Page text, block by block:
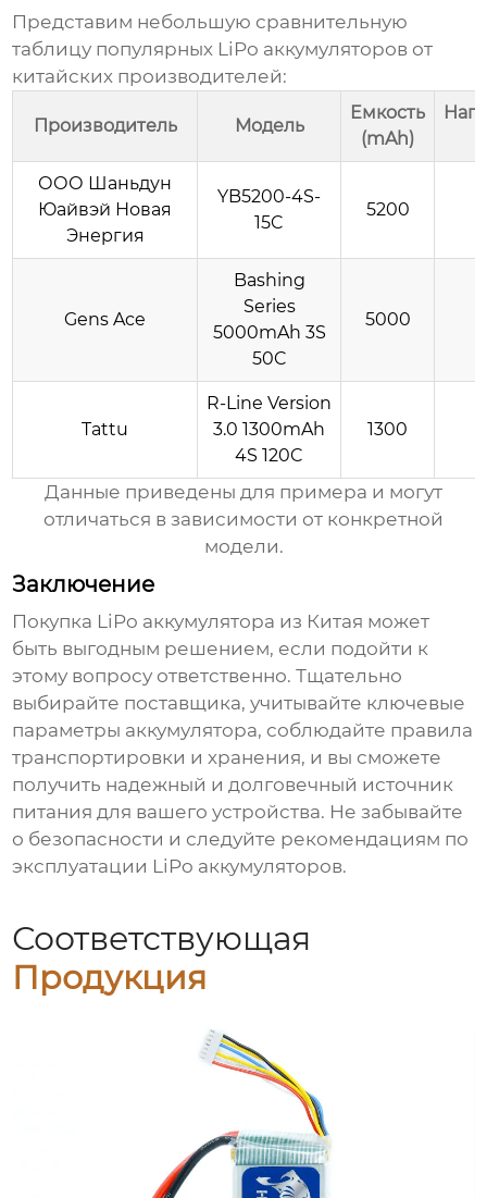
Представим небольшую сравнительную
таблицу популярных LiPo аккумуляторов от
китайских производителей:
Производитель Модель
Емкость
(mAh)
ООО Шаньдун
Юайвэй Новая
Энергия
YB5200-4S-
15C
5200
Gens Ace
Bashing
Series
5000mAh 3S
50C
5000
Tattu
R-Line Version
3.0 1300mAh
4S 120C
1300
Данные приведены для примера и могут
отличаться в зависимости от конкретной
модели.
Заключение
Покупка LiPo аккумулятора из Китая может
быть выгодным решением, если подойти к
этому вопросу ответственно. Тщательно
выбирайте поставщика, учитывайте ключевые
параметры аккумулятора, соблюдайте правила
транспортировки и хранения, и вы сможете
получить надежный и долговечный источник
питания для вашего устройства. Не забывайте
о безопасности и следуйте рекомендациям по
эксплуатации LiPo аккумуляторов.
Соответствующая
Продукция